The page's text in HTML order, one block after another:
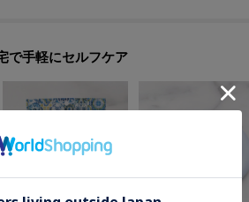
で手軽にセルフケア